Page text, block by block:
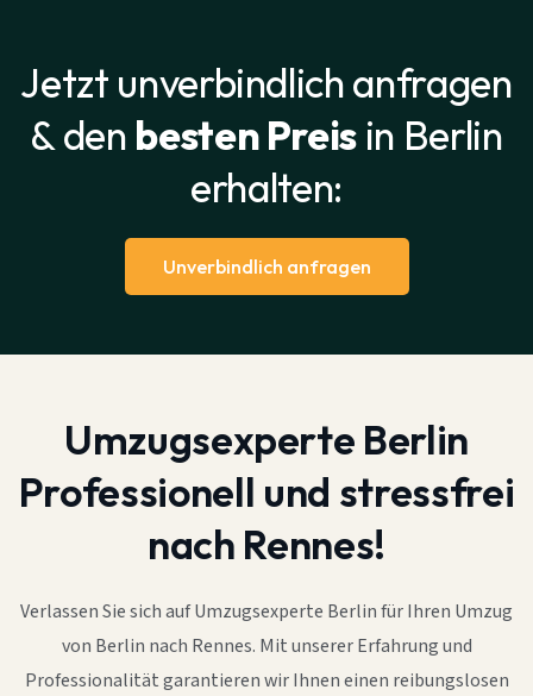
Jetzt unverbindlich anfragen
& den besten Preis in Berlin
erhalten:
Unverbindlich anfragen
Umzugsexperte Berlin
Professionell und stressfrei
nach Rennes!
Verlassen Sie sich auf Umzugsexperte Berlin für Ihren Umzug
von Berlin nach Rennes. Mit unserer Erfahrung und
Professionalität garantieren wir Ihnen einen reibungslosen